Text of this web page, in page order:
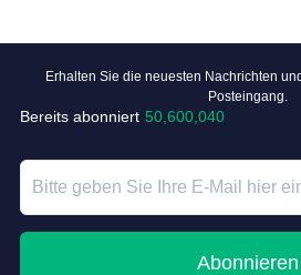
Erhalten Sie die neuesten Nachrichten
Posteingang.
Bereits abonniert 50,600,040
Abonnieren